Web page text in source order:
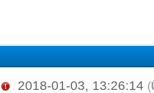
2018-01-03, 13:26:14 (